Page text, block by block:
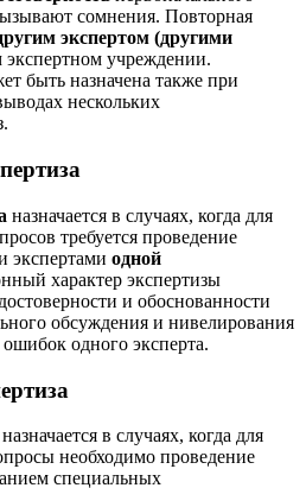
сомнения. Повторная
экспертом (другими
экспертном учреждении.
быть назначена также при
нескольких
.
назначается в случаях, когда для
требуется проведение
экспертами одной
характер экспертизы
и обоснованности
обсуждения и нивелирования
одного эксперта.
назначается в случаях, когда для
необходимо проведение
специальных